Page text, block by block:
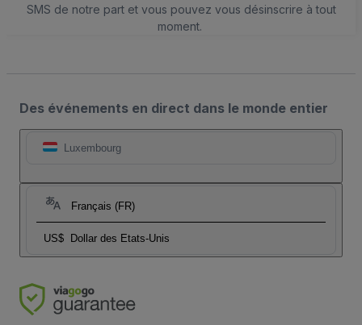
SMS de notre part et vous pouvez vous désinscrire à tout
moment.
Des événements en direct dans le monde entier
Luxembourg
Français (FR)
US$ Dollar des Etats-Unis